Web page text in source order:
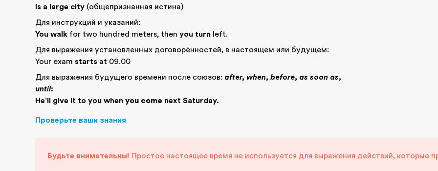
is a large city (общепризнанная истина)
Для инструкций и указаний:
You walk for two hundred meters, then you turn left.
Для выражения установленных договорённостей, в настоящем или будущем:
Your exam starts at 09.00
Для выражения будущего времени после союзов: after, when, before, as soon as,
until:
He'll give it to you when you come next Saturday.
Проверьте ваши знания
Будьте внимательны! Простое настоящее время не используется для выражения действий, которые